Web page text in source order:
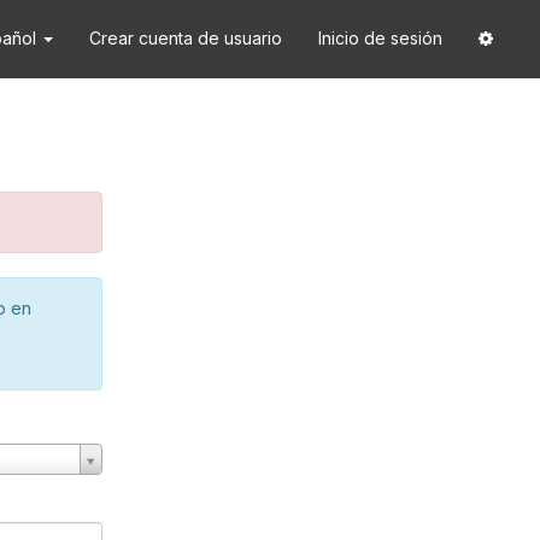
Crear cuenta de usuario Inicio de sesión
en